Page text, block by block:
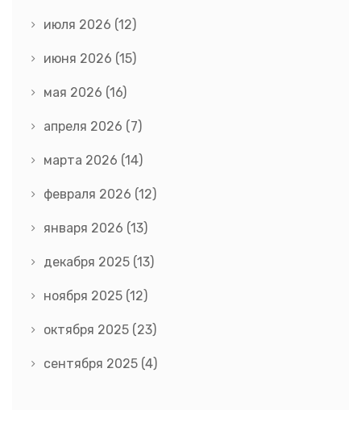
июля 2026 (12)
июня 2026 (15)
мая 2026 (16)
апреля 2026 (7)
марта 2026 (14)
февраля 2026 (12)
января 2026 (13)
декабря 2025 (13)
ноября 2025 (12)
октября 2025 (23)
сентября 2025 (4)